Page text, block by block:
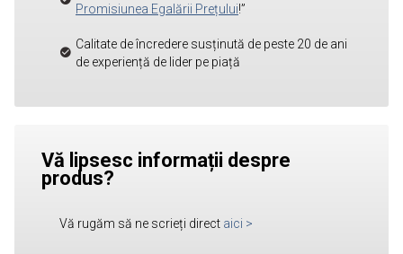
Promisiunea Egalării Prețului!”
Calitate de încredere susținută de peste 20 de ani
de experiență de lider pe piață
Vă lipsesc informații despre
produs?
Vă rugăm să ne scrieți direct aici >